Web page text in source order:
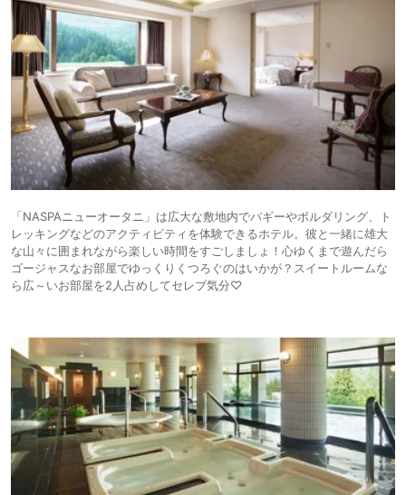
「NASPAニューオータニ」は広大な敷地内でバギーやボルダリング、ト
レッキングなどのアクティビティを体験できるホテル。彼と一緒に雄大
な山々に囲まれながら楽しい時間をすごしましょ！心ゆくまで遊んだら
ゴージャスなお部屋でゆっくりくつろぐのはいかが？スイートルームな
ら広～いお部屋を2人占めしてセレブ気分♡